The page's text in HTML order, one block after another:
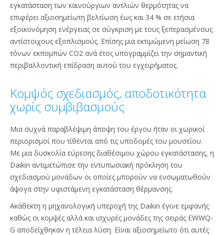
εγκατάσταση των καινούργιων αντλιών θερμότητας να
επιφέρει αξιοσημείωτη βελτίωση έως και 34 % σε ετήσια
εξοικονόμηση ενέργειας σε σύγκριση με τους ξεπερασμένους
αντίστοιχους εξοπλισμούς. Επίσης μια εκτιμώμενη μείωση 78
τόνων εκπομπών CO2 ανά έτος υπογραμμίζει την σημαντική
περιβαλλοντική επίδραση αυτού του εγχειρήματος.
Κομψός σχεδιασμός, αποδοτικότητα
χωρίς συμβιβασμούς
Μια συχνά παραβλέψιμη άποψη του έργου ήταν οι χωρικοί
περιορισμοί που τίθενται από τις υποδομές του μουσείου.
Με μια δυσκολία εύρεσης διαθέσιμου χώρου εγκατάστασης, η
Daikin αντιμετώπισε την εντυπωσιακή πρόκληση του
σχεδιασμού μονάδων οι οποίες μπορούν να ενσωματωθούν
άψογα στην υφιστάμενη εγκατάσταση θέρμανσης.
Ακάθεκτη η μηχανολογική υπεροχή της Daikin έγινε εμφανής
καθώς οι κομψές αλλά και ισχυρές μονάδες της σειράς EWWQ-
G αποδείχθηκαν η τέλεια λύση. Είναι αξιοσημείωτο ότι αυτές